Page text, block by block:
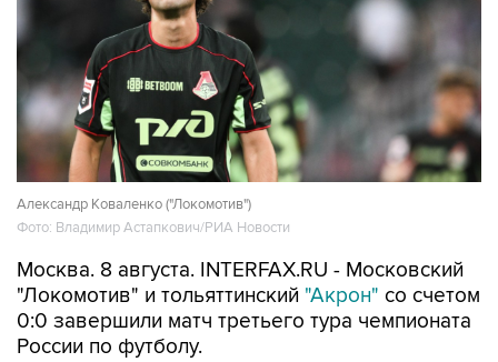
Александр Коваленко ("Локомотив")
Фото: Владимир Астапкович/РИА Новости
Москва. 8 августа. INTERFAX.RU - Московский
"Локомотив" и тольяттинский "Акрон" со счетом
0:0 завершили матч третьего тура чемпионата
России по футболу.